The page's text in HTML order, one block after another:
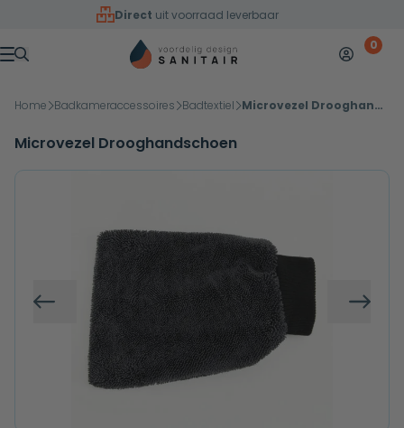
Overslaan naar inhoud
Direct uit voorraad leverbaar
Menu
Mijn 0
Home Badkameraccessoires Badtextiel Microvezel Drooghandschoen
Microvezel Drooghandschoen
Vorige